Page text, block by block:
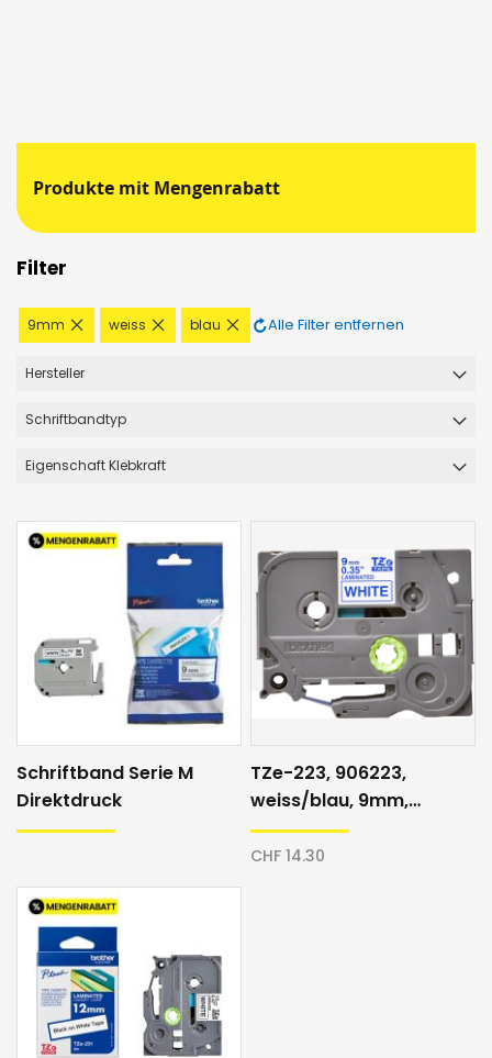
Produkte mit Mengenrabatt
Filter
9mm
Diesen
Artikel
weiss
Diesen
Artikel
blau
Diesen
Artikel
Alle Filter entfernen
Hersteller
Schriftbandtyp
Eigenschaft Klebkraft
Schriftband Serie M
Direktdruck
TZe-223, 906223,
weiss/blau, 9mm,
Schriftband
CHF 14.30